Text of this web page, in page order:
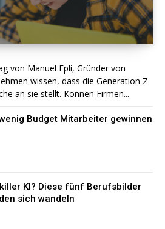
von Manuel Epli, Gründer von
wissen, dass die Generation Z
an sie stellt. Können Firmen...
Budget Mitarbeiter gewinnen
KI? Diese fünf Berufsbilder
sich wandeln